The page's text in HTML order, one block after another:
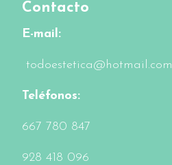
Contacto
E-mail:
todoestetica@hotmail.com
Teléfonos:
667 780 847
928 418 096